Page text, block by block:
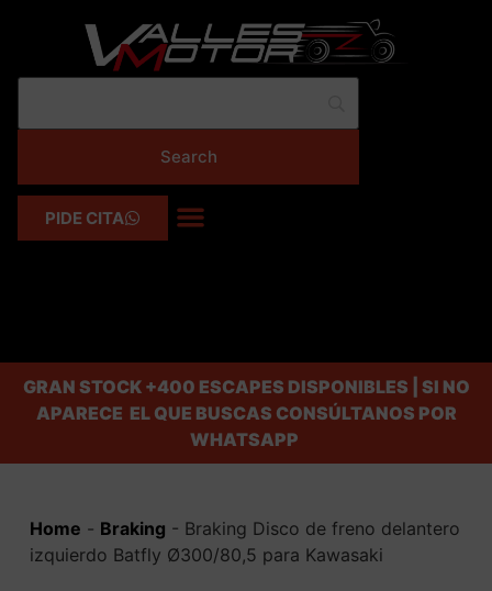
PIDE CITA
GRAN STOCK+400 ESCAPES DISPONIBLES | SI NO
APARECE EL QUE BUSCAS CONSÚLTANOS POR
WHATSAPP
Home - Braking - Braking Disco de freno delantero
izquierdo Batfly Ø300/80,5 para Kawasaki